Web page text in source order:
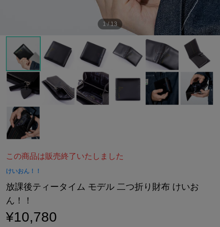
1/13
この商品は販売終了いたしました
けいおん！！
放課後ティータイム モデル 二つ折り財布 けいお
ん！！
¥10,780